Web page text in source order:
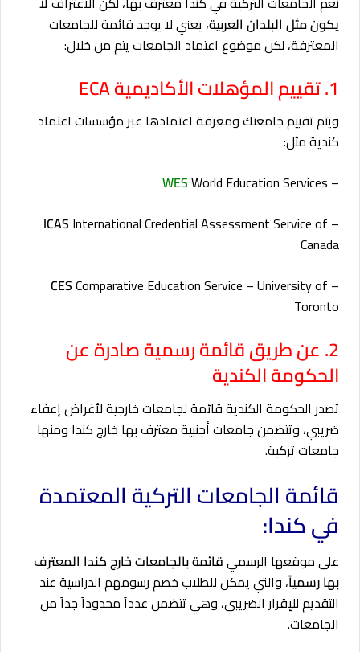
يكون مثل البلدان العربية، يعني لا يوجد قائمة للجامعات
المعترفة، لكن موضوع اعتماد الجامعات يتم من خلال:
1. تقييم المؤهلات الأكاديمية ECA
ويتم تقييم جامعتك ومعرفة اعتمادها عبر مؤسسات اعتماد
كندية مثل:
–
WESWorld Education Services
–
ICAS International Credential Assessment Service of
Canada
–
CESComparative Education Service – University of
Toronto
2. عن طريق قائمة رسمية صادرة عن
الحكومة الكندية
تصدر الحكومة الكندية قائمة لجامعات خارجية لأغراض إعفاء
ضريبي، وتتضمن جامعات أجنبية معترف بها خارج كندا ومنها
جامعات تركية.
قائمة الجامعات التركية المعتمدة
في كندا:
على موقعها الرسميقائمة بالجامعات خارج كندا المعترف
بها رسمياً، والتي يمكن للطلاب خصم رسومهم الدراسية عند
التقديم للإقرار الضريبي، وهي تتضمن عدداً محدوداً جداً من
الجامعات.